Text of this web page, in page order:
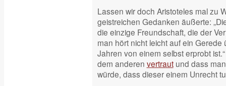
Lassen wir doch Aristoteles mal zu
geistreichen Gedanken äußerte:
die einzige Freundschaft, die der
man hört nicht leicht auf ein
Jahren von einem selbst erprobt
dem anderen vertrautund dass
würde, dass dieser einem Unrecht